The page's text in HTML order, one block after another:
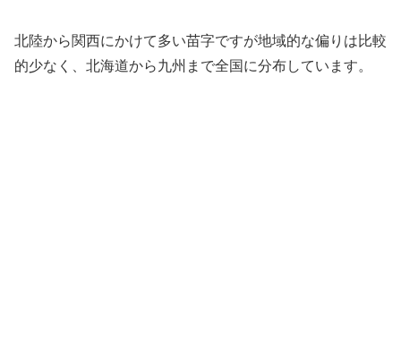
北陸から関西にかけて多い苗字ですが地域的な偏りは比較
的少なく、北海道から九州まで全国に分布しています。